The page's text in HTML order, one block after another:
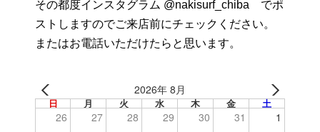
その都度インスタグラム @nakisurf_chiba でポ
ストしますのでご来店前にチェックください。
またはお電話いただけたらと思います。
2026年 8月
日 月 火 水 木 金 土
26 27 28 29 30 31 1